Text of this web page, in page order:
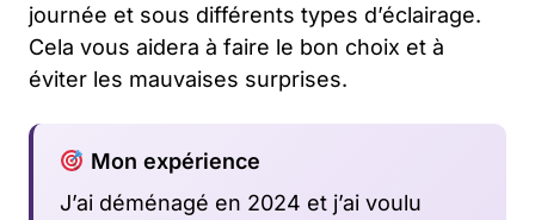
journée et sous différents types d’éclairage.
Cela vous aidera à faire le bon choix et à
éviter les mauvaises surprises.
Mon expérience
J’ai déménagé en 2024 et j’ai voulu